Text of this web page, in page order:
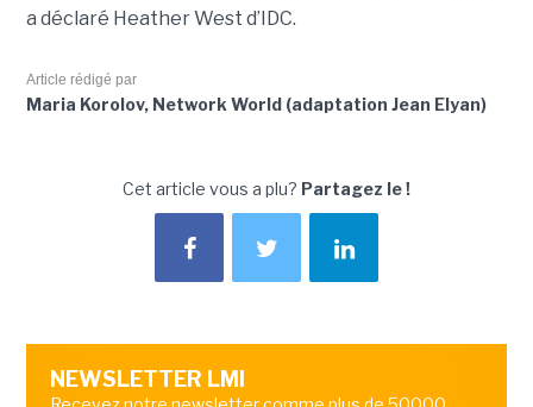
a déclaré Heather West d’IDC.
Article rédigé par
Maria Korolov, Network World (adaptation Jean Elyan)
Cet article vous a plu? Partagez le !
NEWSLETTER LMI